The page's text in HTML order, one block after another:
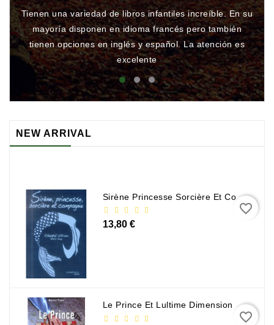
Tienen una variedad de libros infantiles increíble. En su
mayoría disponen en idioma francés pero también
tienen opciones en inglés y español. La atención es
excelente
NEW ARRIVAL
Sirène Princesse Sorcière Et Compagnie
13,80 €
favorite_border
Le Prince Et Lultime Dimension
favorite_border